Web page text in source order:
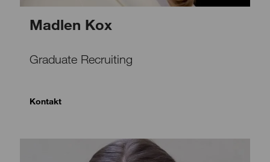
Madlen Kox
Graduate Recruiting
Kontakt